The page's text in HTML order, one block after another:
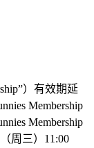
）有效期延
Membership
Membership
周三）11:00